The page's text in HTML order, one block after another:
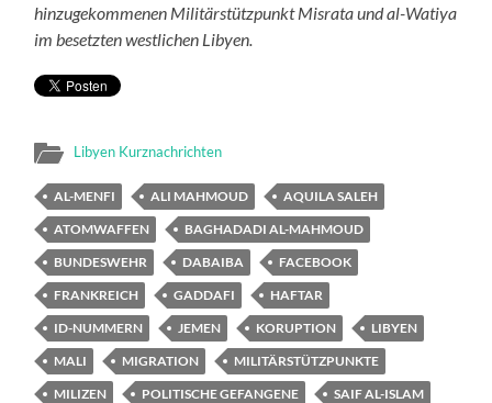
hinzugekommenen Militärstützpunkt Misrata und al-Watiya
im besetzten westlichen Libyen.
Libyen Kurznachrichten
AL-MENFI ALI MAHMOUD
AQUILA SALEH
ATOMWAFFEN
BAGHADADI AL-MAHMOUD
BUNDESWEHR
DABAIBA
FACEBOOK
FRANKREICH
GADDAFI
HAFTAR
ID-NUMMERN
JEMEN KORUPTION
LIBYEN
MALI
MIGRATION
MILITÄRSTÜTZPUNKTE
MILIZEN
POLITISCHE GEFANGENE
SAIF AL-ISLAM